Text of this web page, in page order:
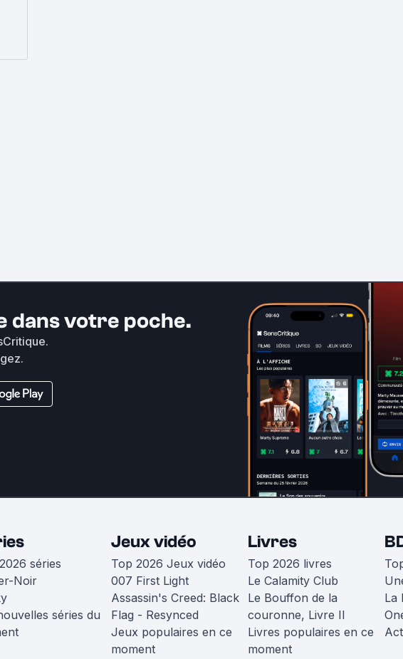
dans votre poche.
séries
Noir
séries du
Jeux vidéo
Top 2026 Jeux vidéo
007 First Light
Assassin's Creed: Black
Flag - Resynced
Jeux populaires en ce
moment
Livres
Top 2026 livres
Le Calamity Club
Le Bouffon de la
couronne, Livre II
Livres populaires en ce
moment
La